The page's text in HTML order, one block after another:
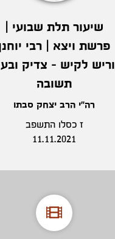
שיעור תלת שבועי |
פרשת ויצא | רבי
וריש לקיש - צדיק
תשובה
רה"י הרב יצחק סבתו
ז כסלו התשפב
11.11.2021